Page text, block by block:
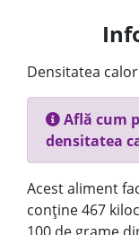
Densitatea
Află cum
densitatea
Acest aliment
conține 467